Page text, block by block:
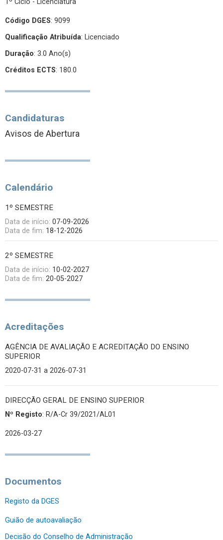
1º Ciclo - Licenciatura
Código DGES: 9099
Qualificação Atribuída: Licenciado
Duração: 3.0 Ano(s)
Créditos ECTS: 180.0
Candidaturas
Avisos de Abertura
Calendário
1º SEMESTRE
Data de início: 07-09-2026
Data de fim: 18-12-2026
2º SEMESTRE
Data de início: 10-02-2027
Data de fim: 20-05-2027
Acreditações
AGÊNCIA DE AVALIAÇÃO E ACREDITAÇÃO DO ENSINO
SUPERIOR
2020-07-31 a 2026-07-31
DIRECÇÃO GERAL DE ENSINO SUPERIOR
Nº Registo: R/A-Cr 39/2021/AL01
2026-03-27
Documentos
Registo da DGES
Guião de autoavaliação
Decisão do Conselho de Administração